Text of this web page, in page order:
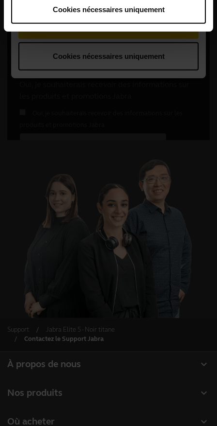
Cookies nécessaires uniquement
Support
Jabra Elite 5 - Noir titane
Contactez le Support Jabra
expand_more
À propos de nous
expand_more
Nos produits
expand_more
Où acheter